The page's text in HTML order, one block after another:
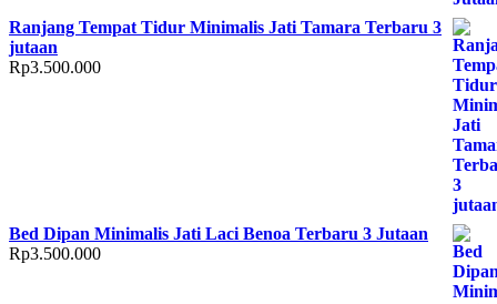
Ranjang Tempat Tidur Minimalis Jati Tamara Terbaru 3
jutaan
Rp3.500.000
Bed Dipan Minimalis Jati Laci Benoa Terbaru 3 Jutaan
Rp3.500.000